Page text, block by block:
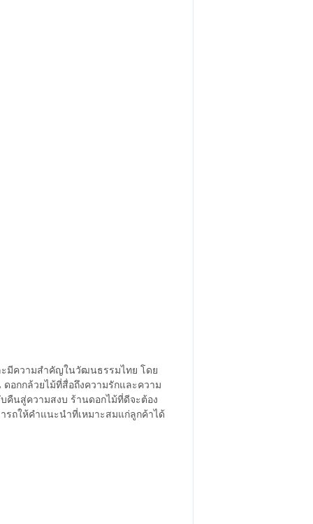
มีความสำคัญในวัฒนธรรมไทย โดย
อกกล้วยไม้ที่สื่อถึงความรักและความ
คืนสู่ความสงบ ร้านดอกไม้ที่ดีจะต้อง
ถให้คำแนะนำที่เหมาะสมแก่ลูกค้าได้